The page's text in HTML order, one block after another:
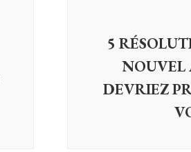
5
NOUVEL
DEVRIEZ